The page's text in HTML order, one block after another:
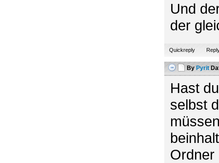
Und
der
Quickreply
By Pyrit
Hast
selbst
Ordner